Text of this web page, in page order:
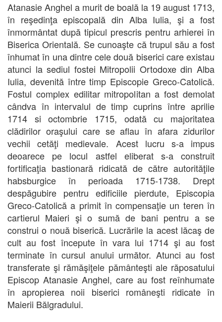
Atanasie Anghel a murit de boală la 19 august 1713,
în reşedinţa episcopală din Alba Iulia, şi a fost
înmormântat după tipicul prescris pentru arhierei în
Biserica Orientală. Se cunoaşte că trupul său a fost
înhumat în una dintre cele două biserici care existau
atunci la sediul fostei Mitropolii Ortodoxe din Alba
Iulia, devenită între timp Episcopie Greco-Catolică.
Fostul complex edilitar mitropolitan a fost demolat
cândva în intervalul de timp cuprins între aprilie
1714 si octombrie 1715, odată cu majoritatea
clădirilor oraşului care se aflau în afara zidurilor
vechii cetăţi medievale. Acest lucru s-a impus
deoarece pe locul astfel eliberat s-a construit
fortificaţia bastionară ridicată de către autorităţile
habsburgice în perioada 1715-1738. Drept
despăgubire pentru edificiile pierdute, Episcopia
Greco-Catolică a primit în compensaţie un teren în
cartierul Maieri şi o sumă de bani pentru a se
construi o nouă biserică. Lucrările la acest lăcaş de
cult au fost începute în vara lui 1714 şi au fost
terminate în cursul anului următor. Atunci au fost
transferate şi rămăşiţele pământeşti ale răposatului
Episcop Atanasie Anghel, care au fost reînhumate
în apropierea noii biserici româneşti ridicate în
Maierii Bălgradului.